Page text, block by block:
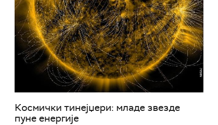
Космички тинејџери: младе звезде
пуне енергије